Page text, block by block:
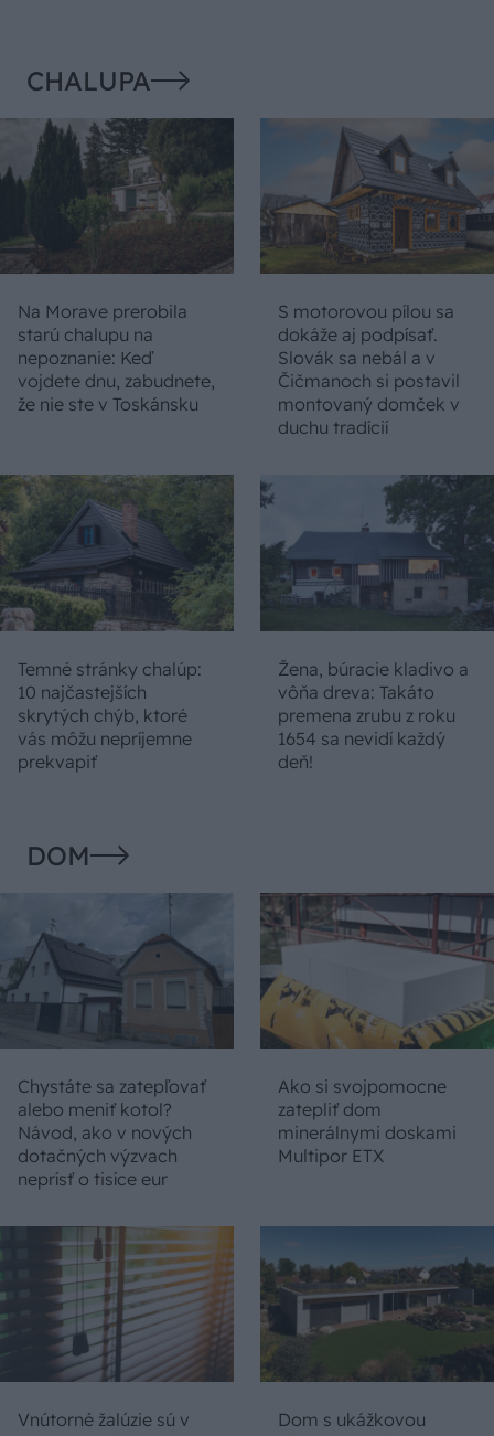
CHALUPA
Na Morave prerobila
starú chalupu na
nepoznanie: Keď
vojdete dnu, zabudnete,
že nie ste v Toskánsku
S motorovou pílou sa
dokáže aj podpísať.
Slovák sa nebál a v
Čičmanoch si postavil
montovaný domček v
duchu tradícií
Temné stránky chalúp:
10 najčastejších
skrytých chýb, ktoré
vás môžu nepríjemne
prekvapiť
Žena, búracie kladivo a
vôňa dreva: Takáto
premena zrubu z roku
1654 sa nevidí každý
deň!
DOM
Chystáte sa zatepľovať
alebo meniť kotol?
Návod, ako v nových
dotačných výzvach
neprísť o tisíce eur
Ako si svojpomocne
zatepliť dom
minerálnymi doskami
Multipor ETX
Vnútorné žalúzie sú v
Dom s ukážkovou